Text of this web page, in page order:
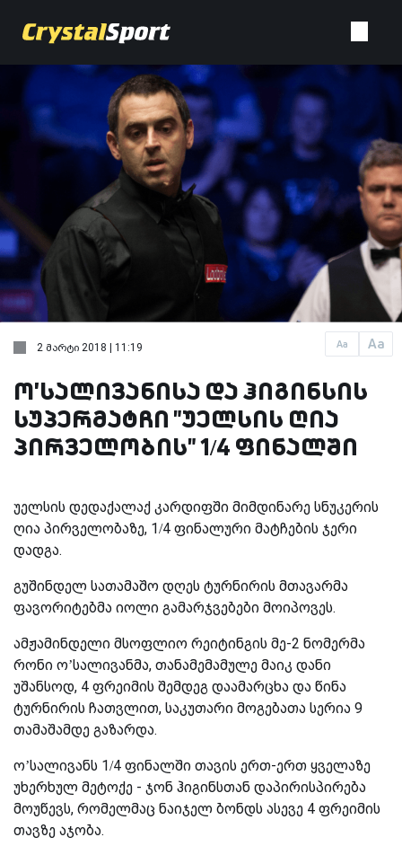
Aa Aa
2 მარტი 2018 | 11:19
ო'სალივანისა და ჰიგინსის
სუპერმატჩი "უელსის ღია
პირველობის" 1/4 ფინალში
უელსის დედაქალაქ კარდიფში მიმდინარე სნუკერის
ღია პირველობაზე, 1/4 ფინალური მატჩების ჯერი
დადგა.
გუშინდელ სათამაშო დღეს ტურნირის მთავარმა
ფავორიტებმა იოლი გამარჯვებები მოიპოვეს.
ამჟამინდელი მსოფლიო რეიტინგის მე-2 ნომერმა
რონი ო’სალივანმა, თანამემამულე მაიკ დანი
უშანსოდ, 4 ფრეიმის შემდეგ დაამარცხა და წინა
ტურნირის ჩათვლით, საკუთარი მოგებათა სერია 9
თამაშამდე გაზარდა.
ო’სალივანს 1/4 ფინალში თავის ერთ-ერთ ყველაზე
უხერხულ მეტოქე - ჯონ ჰიგინსთან დაპირისპირება
მოუწევს, რომელმაც ნაიჯელ ბონდს ასევე 4 ფრეიმის
თავზე აჯობა.